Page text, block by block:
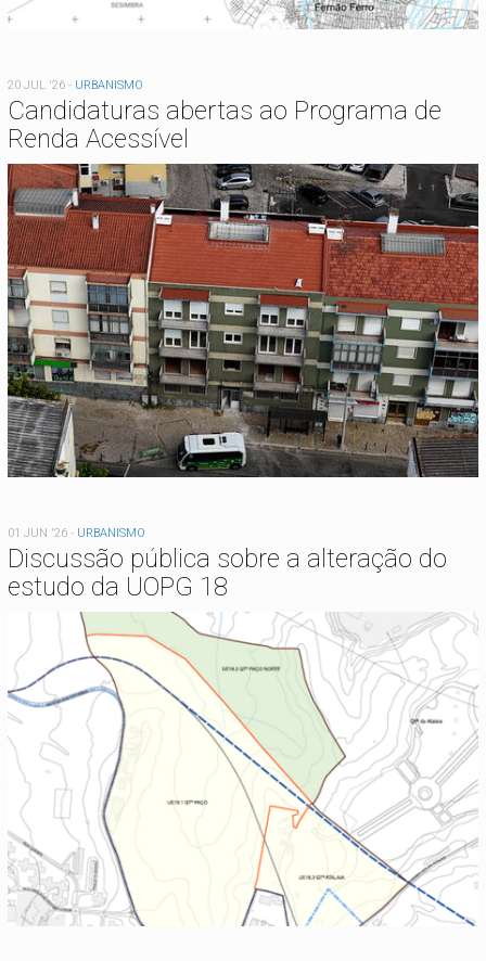
20 JUL '26 - URBANISMO
Candidaturas abertas ao Programa de
Renda Acessível
01 JUN '26 - URBANISMO
Discussão pública sobre a alteração do
estudo da UOPG 18